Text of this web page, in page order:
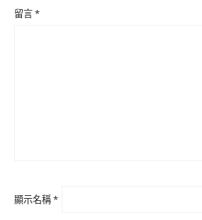
留言*
顯示名稱*